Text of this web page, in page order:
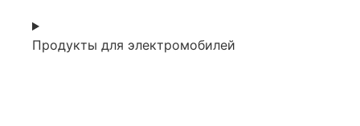
Продукты для электромобилей